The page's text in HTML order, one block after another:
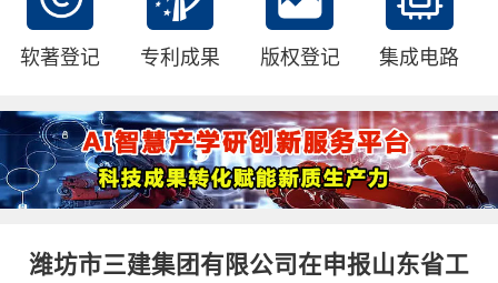
软著登记 专利成果 版权登记 集成电路
潍坊市三建集团有限公司在申报山东省工